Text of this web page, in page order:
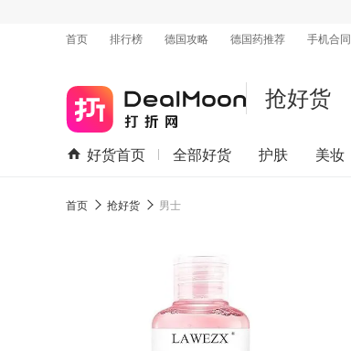
首页
排行榜 德国攻略 德国药推荐 手机合同
抢好货
好货首页 全部好货 护肤 美妆
首页 抢好货 男士